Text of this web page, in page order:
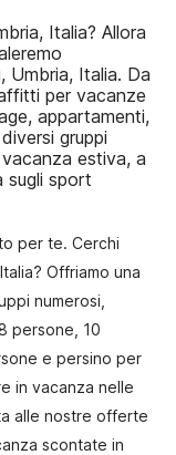
Italia? Allora
Umbria, Italia. Da
per vacanze
appartamenti,
gruppi
estiva, a
sugli sport
per te. Cerchi
Offriamo una
numerosi,
persone, 10
e persino per
in vacanza nelle
alle nostre offerte
scontate in